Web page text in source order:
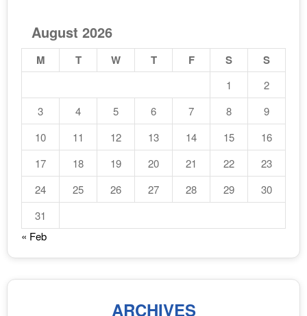
August 2026
M T W T F S S
1
2
3
4 5 6 7 8
9
10
11 12 13 14 15
16
17
18 19 20 21 22
23
24
25 26 27 28 29
30
31
« Feb
ARCHIVES